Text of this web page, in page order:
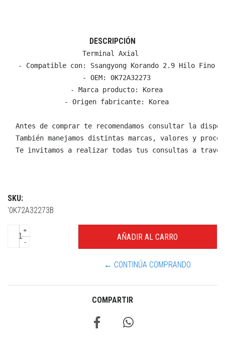
DESCRIPCIÓN
Terminal Axial
  - Compatible con: Ssangyong Korando 2.9 Hilo Fino
  - OEM: 0K72A32273
  - Marca producto: Korea
  - Origen fabricante: Korea
Antes de comprar te recomendamos consultar la
También manejamos distintas marcas, valores y
Te invitamos a realizar todas tus consultas a
SKU:
'0K72A32273B
+
-
← CONTINÚA COMPRANDO
COMPARTIR